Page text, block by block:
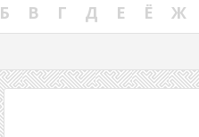
Б В Г Д Е Ё Ж